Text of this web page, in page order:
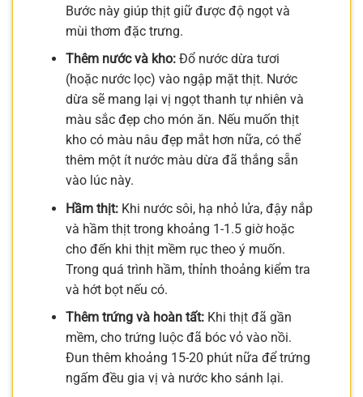
Bước này giúp thịt giữ được độ ngọt và
mùi thơm đặc trưng.
Thêm nước và kho:Đổ nước dừa tươi
(hoặc nước lọc) vào ngập mặt thịt. Nước
dừa sẽ mang lại vị ngọt thanh tự nhiên và
màu sắc đẹp cho món ăn. Nếu muốn thịt
kho có màu nâu đẹp mắt hơn nữa, có thể
thêm một ít nước màu dừa đã thắng sẵn
vào lúc này.
Hầm thịt:Khi nước sôi, hạ nhỏ lửa, đậy nắp
và hầm thịt trong khoảng 1-1.5 giờ hoặc
cho đến khi thịt mềm rục theo ý muốn.
Trong quá trình hầm, thỉnh thoảng kiểm tra
và hớt bọt nếu có.
Thêm trứng và hoàn tất:Khi thịt đã gần
mềm, cho trứng luộc đã bóc vỏ vào nồi.
Đun thêm khoảng 15-20 phút nữa để trứng
ngấm đều gia vị và nước kho sánh lại.